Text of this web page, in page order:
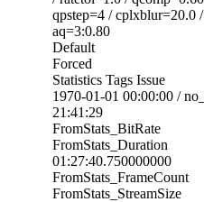
qpstep=4 / cplxblur=20.0
aq=3:0.80
Default :
Forced :
Statistics Tags
1970-01-01 00:00:00 /
21:41:29
01:27:40.750000000